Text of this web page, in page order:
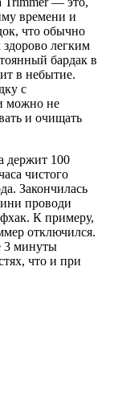
времени и
что обычно
легким
бардак в
в небытие.
с
можно не
и очищать
держит 100
чистого
Закончилась
проводи
К примеру,
отключился.
3 минуты
что и при